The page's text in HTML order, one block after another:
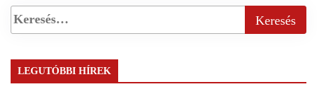
LEGUTÓBBI HÍREK